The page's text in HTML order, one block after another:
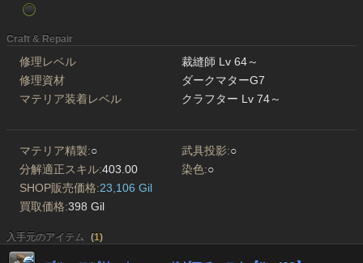
Craft & Repair
修理レベル
裁縫師 Lv 64～
修理資材
ダークマターG7
マテリア装着レベル
クラフター Lv 74～
マテリア精製:○ 武具投影:○
分解適正スキル:403.00 染色:○
SHOP販売価格:23,106 Gil
買取価格:398 Gil
入手元のアイテム (1)